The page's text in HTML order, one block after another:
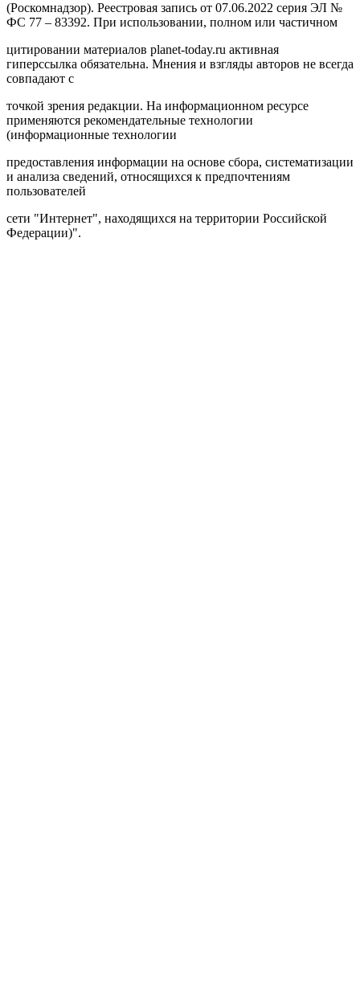
(Роскомнадзор). Реестровая запись от 07.06.2022 серия ЭЛ №
ФС 77 – 83392. При использовании, полном или частичном
цитировании материалов planet-today.ru активная
гиперссылка обязательна. Мнения и взгляды авторов не всегда
совпадают с
точкой зрения редакции. На информационном ресурсе
применяются рекомендательные технологии
(информационные технологии
предоставления информации на основе сбора, систематизации
и анализа сведений, относящихся к предпочтениям
пользователей
сети "Интернет", находящихся на территории Российской
Федерации)".